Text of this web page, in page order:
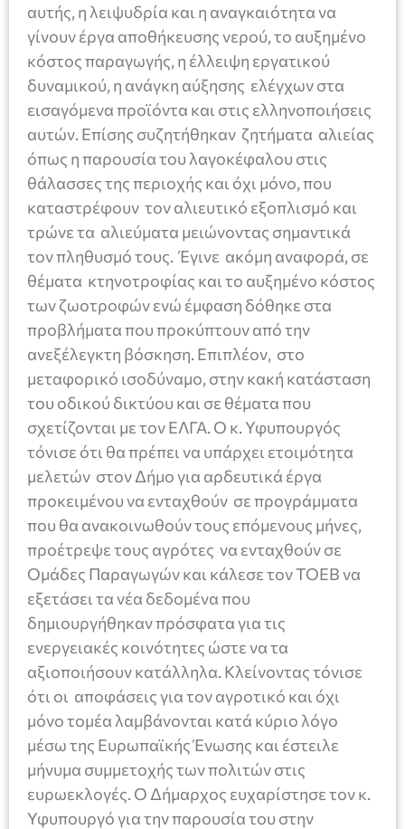
αυτής, η λειψυδρία και η αναγκαιότητα να
γίνουν έργα αποθήκευσης νερού, το αυξημένο
κόστος παραγωγής, η έλλειψη εργατικού
δυναμικού, η ανάγκη αύξησης ελέγχων στα
εισαγόμενα προϊόντα και στις ελληνοποιήσεις
αυτών. Επίσης συζητήθηκαν ζητήματα αλιείας
όπως η παρουσία του λαγοκέφαλου στις
θάλασσες της περιοχής και όχι μόνο, που
καταστρέφουν τον αλιευτικό εξοπλισμό και
τρώνε τα αλιεύματα μειώνοντας σημαντικά
τον πληθυσμό τους. Έγινε ακόμη αναφορά, σε
θέματα κτηνοτροφίας και το αυξημένο κόστος
των ζωοτροφών ενώ έμφαση δόθηκε στα
προβλήματα που προκύπτουν από την
ανεξέλεγκτη βόσκηση. Επιπλέον, στο
μεταφορικό ισοδύναμο, στην κακή κατάσταση
του οδικού δικτύου και σε θέματα που
σχετίζονται με τον ΕΛΓΑ. Ο κ. Υφυπουργός
τόνισε ότι θα πρέπει να υπάρχει ετοιμότητα
μελετών στον Δήμο για αρδευτικά έργα
προκειμένου να ενταχθούν σε προγράμματα
που θα ανακοινωθούν τους επόμενους μήνες,
προέτρεψε τους αγρότες να ενταχθούν σε
Ομάδες Παραγωγών και κάλεσε τον ΤΟΕΒ να
εξετάσει τα νέα δεδομένα που
δημιουργήθηκαν πρόσφατα για τις
ενεργειακές κοινότητες ώστε να τα
αξιοποιήσουν κατάλληλα. Κλείνοντας τόνισε
ότι οι αποφάσεις για τον αγροτικό και όχι
μόνο τομέα λαμβάνονται κατά κύριο λόγο
μέσω της Ευρωπαϊκής Ένωσης και έστειλε
μήνυμα συμμετοχής των πολιτών στις
ευρωεκλογές. Ο Δήμαρχος ευχαρίστησε τον κ.
Υφυπουργό για την παρουσία του στην